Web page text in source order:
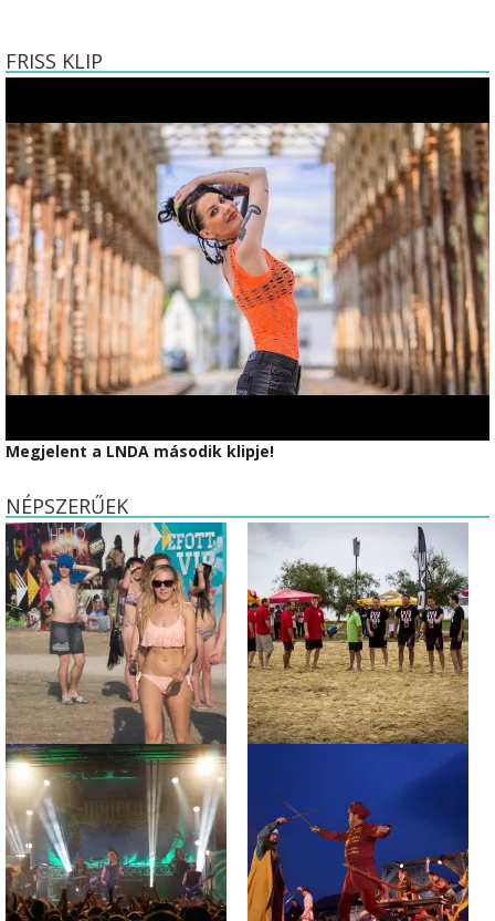
FRISS KLIP
Megjelent a LNDA második klipje!
NÉPSZERŰEK